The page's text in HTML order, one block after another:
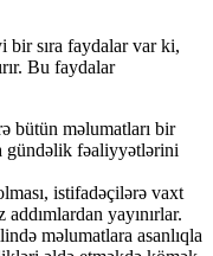
bir sıra faydalar var ki,
Bu faydalar
bütün məlumatları bir
gündəlik fəaliyyətlərini
istifadəçilərə vaxt
addımlardan yayınırlar.
məlumatlara asanlıqla